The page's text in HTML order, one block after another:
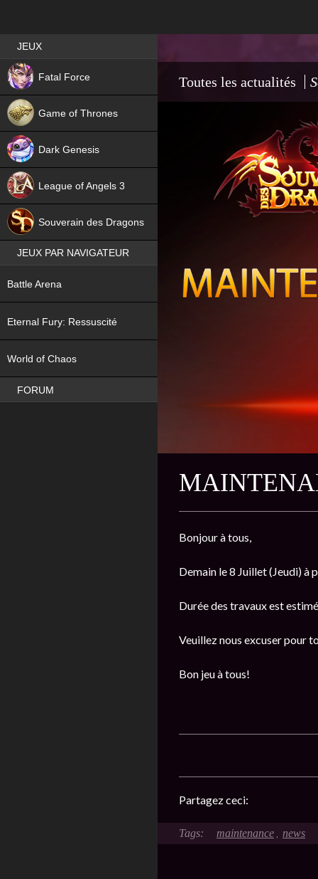
Toutes les actualités
Bonjour à tous,
Demain le 8 Juillet (Jeudi) à
Durée des travaux est
Veuillez nous excuser pour
Bon jeu à tous!
Partagez ceci:
maintenance , news
Best RPG games in France
JEUX
Fatal Force
NEW
Game of Thrones
Dark Genesis
League of Angels 3
Souverain des Dragons
JEUX PAR NAVIGATEUR
Battle Arena
Eternal Fury: Ressuscité
World of Chaos
FORUM